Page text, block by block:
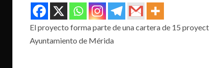
El proyecto forma parte de una cartera de 15
Ayuntamiento de Mérida